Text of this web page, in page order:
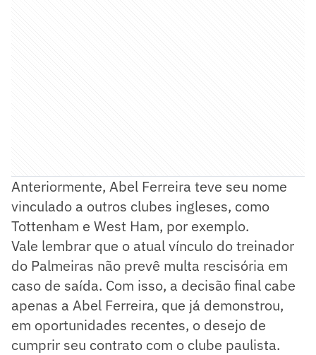
Anteriormente, Abel Ferreira teve seu nome
vinculado a outros clubes ingleses, como
Tottenham e West Ham, por exemplo.
Vale lembrar que o atual vínculo do treinador
do Palmeiras não prevê multa rescisória em
caso de saída. Com isso, a decisão final cabe
apenas a Abel Ferreira, que já demonstrou,
em oportunidades recentes, o desejo de
cumprir seu contrato com o clube paulista.